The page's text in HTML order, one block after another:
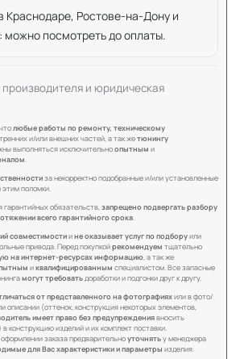
Краснодаре, Ростове-на-Дону и
можно посмотреть до оплаты.
и юридическая
любые работы по ремонту, техническому
и/или внешних частей, а так жетюнингу
выполняться исключительноопытным и
.
за некорректно подобранные и/или установленные
поломки.
обязательств,запрещено подвергать разбору
всего гарантийного срока.
совместимостиине оказывает услуг по подборуили
привода. Перед покупкойрекомендуем тщательно
на интернет-ресурсах информацию, а так же
иквалифицированным специалистом. Все запасные
могут требоватьдоработки и подгонки друг к другу.
от представленного на фотографияхили в фото/
описании (оттенок, конструкция некоторых элементов,
имеет право без предупреждениявносить
конструкцию изделий и их комплект поставки.
заказа предварительноуточнятьу менеджера
для Вас характеристики и параметры изделия.